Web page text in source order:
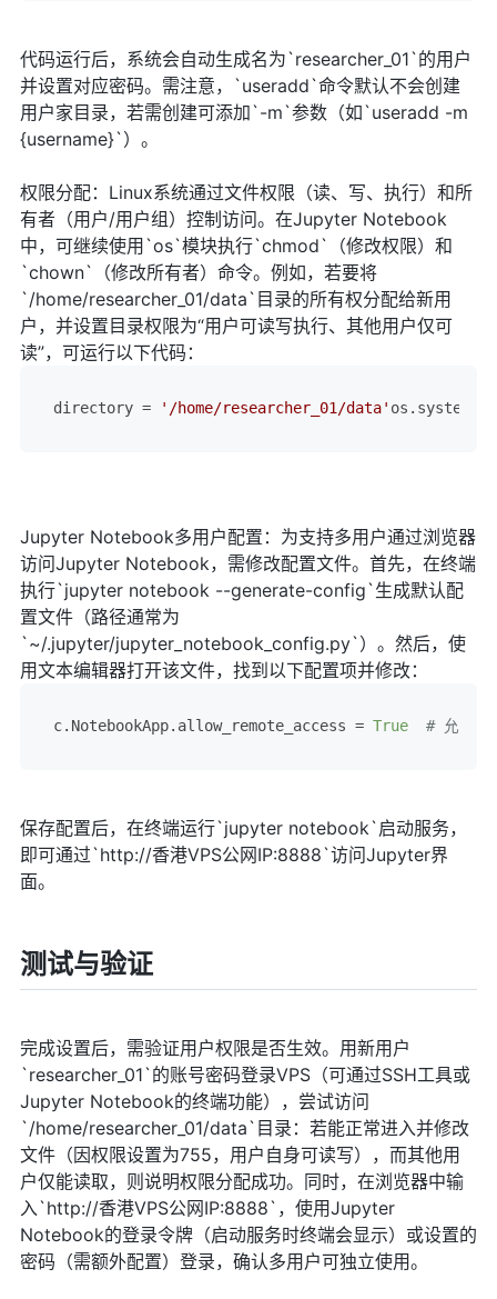
代码运行后，系统会自动生成名为`researcher_01`的用户
并设置对应密码。需注意，`useradd`命令默认不会创建
用户家目录，若需创建可添加`-m`参数（如`useradd -m
{username}`）。
权限分配：Linux系统通过文件权限（读、写、执行）和所
有者（用户/用户组）控制访问。在Jupyter Notebook
中，可继续使用`os`模块执行`chmod`（修改权限）和
`chown`（修改所有者）命令。例如，若要将
`/home/researcher_01/data`目录的所有权分配给新用
户，并设置目录权限为“用户可读写执行、其他用户仅可
读”，可运行以下代码：
directory = '/home/researcher_01/data' os.system(
Jupyter Notebook多用户配置：为支持多用户通过浏览器
访问Jupyter Notebook，需修改配置文件。首先，在终端
执行`jupyter notebook --generate-config`生成默认配
置文件（路径通常为
`~/.jupyter/jupyter_notebook_config.py`）。然后，使
用文本编辑器打开该文件，找到以下配置项并修改：
c.NotebookApp.allow_remote_access = True # 允许远
保存配置后，在终端运行`jupyter notebook`启动服务，
即可通过`http://香港VPS公网IP:8888`访问Jupyter界
面。
测试与验证
完成设置后，需验证用户权限是否生效。用新用户
`researcher_01`的账号密码登录VPS（可通过SSH工具或
Jupyter Notebook的终端功能），尝试访问
`/home/researcher_01/data`目录：若能正常进入并修改
文件（因权限设置为755，用户自身可读写），而其他用
户仅能读取，则说明权限分配成功。同时，在浏览器中输
入`http://香港VPS公网IP:8888`，使用Jupyter
Notebook的登录令牌（启动服务时终端会显示）或设置的
密码（需额外配置）登录，确认多用户可独立使用。